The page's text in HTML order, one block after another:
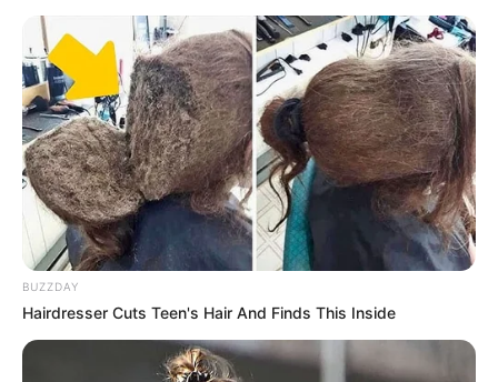
BUZZDAY
Hairdresser Cuts Teen's Hair And Finds This Inside